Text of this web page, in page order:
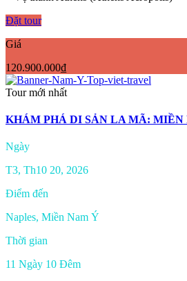
Đặt tour
Giá
120.900.000₫
Tour mới nhất
KHÁM PHÁ DI SẢN LA MÃ:
Ngày
T3, Th10 20, 2026
Điểm đến
Naples, Miền Nam Ý
Thời gian
11 Ngày 10 Đêm